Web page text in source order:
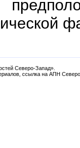
Северо-Запад».
ссылка на АПН